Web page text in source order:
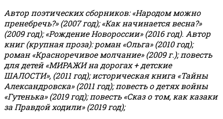
Автор поэтических сборников: «Народом можно
пренебречь?» (2007 год); «Как начинается весна?»
(2009 год); «Рождение Новороссии» (2016 год). Автор
книг (крупная проза): роман «Ольга» (2010 год);
роман «Красноречивое молчание» (2009 г.); повесть
для детей «МИРАЖИ на дорогах + детские
ШАЛОСТИ», (2011 год); историческая книга «Тайны
Александровска» (2011 год); повесть о детях войны
«Гутенька» (2019 год); повесть «Сказ о том, как казаки
за Правдой ходили» (2019 год);